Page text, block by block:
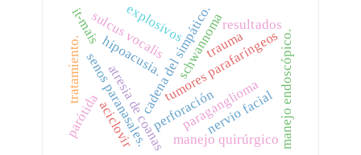
schwannoma
paraganglioma
tumores parafaríngeos
cadena del simpático.
atresia de coanas manejo quirúrgico manejo endoscópico.
senos paranasales.perforación
trauma
explosivos
hipoacusia.
sulcus vocalis
aciclovir
parótida nervio facial
tratamiento.
it-mais resultados